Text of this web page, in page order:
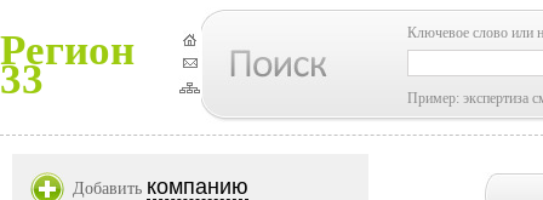
Регион
33
Ключевое слово или
Пример: экспертиза
Добавить компанию